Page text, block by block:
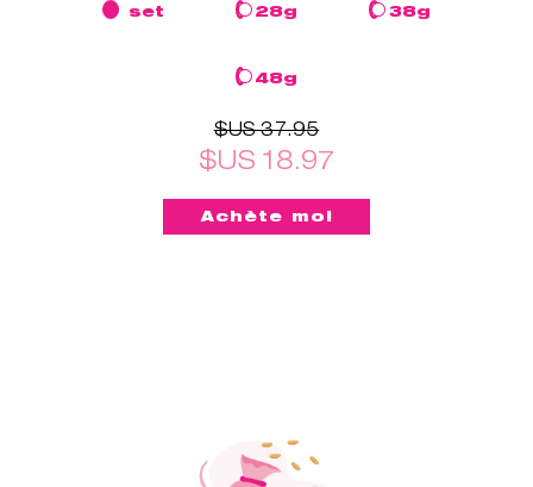
set 28g 38g
48g
$US 37.95
$US 18.97